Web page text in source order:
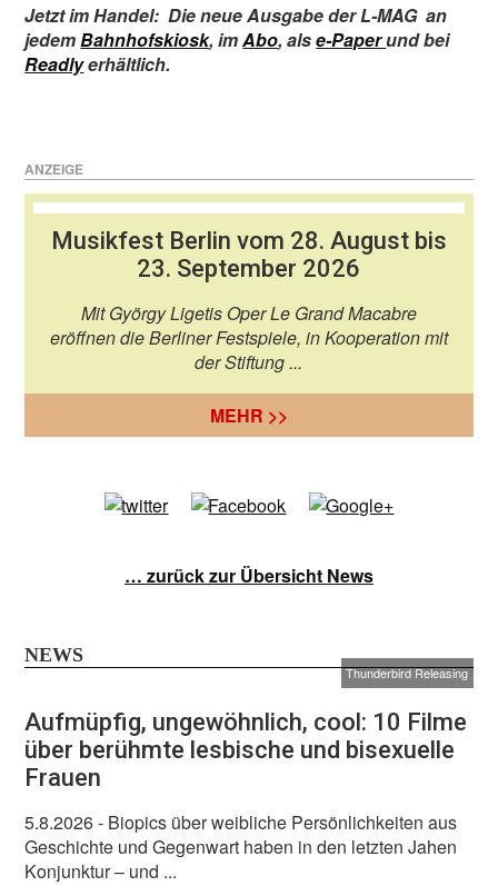
Jetzt im Handel: Die neue Ausgabe der L-MAG an
jedemBahnhofskiosk,imAbo,alse-Paperund bei
Readlyerhältlich.
ANZEIGE
Musikfest Berlin vom 28. August bis
23. September 2026
Mit György Ligetis Oper Le Grand Macabre
eröffnen die Berliner Festspiele, in Kooperation mit
der Stiftung ...
MEHR >>
… zurück zur Übersicht News
NEWS
Thunderbird Releasing
Aufmüpfig, ungewöhnlich, cool: 10 Filme
über berühmte lesbische und bisexuelle
Frauen
5.8.2026- Biopics über weibliche Persönlichkeiten aus
Geschichte und Gegenwart haben in den letzten Jahen
Konjunktur – und ...